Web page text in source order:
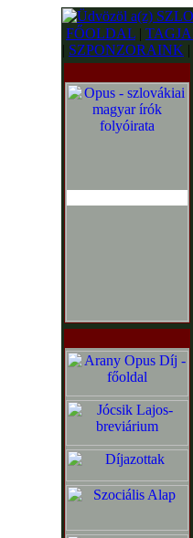
FŐOLDAL |
| SZPONZORAINK |